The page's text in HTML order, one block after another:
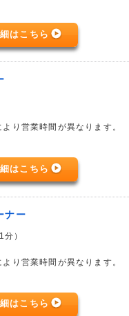
はこちら
り営業時間が異なります。
はこちら
ナー
）
り営業時間が異なります。
はこちら